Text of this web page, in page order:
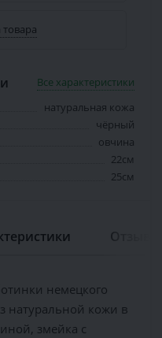
товара
Все характеристики
натуральная кожа
чёрный
овчина
22см
25см
немецкого
натуральной кожи в
змейка с